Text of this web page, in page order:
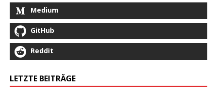
Medium
GitHub
Reddit
LETZTE BEITRÄGE